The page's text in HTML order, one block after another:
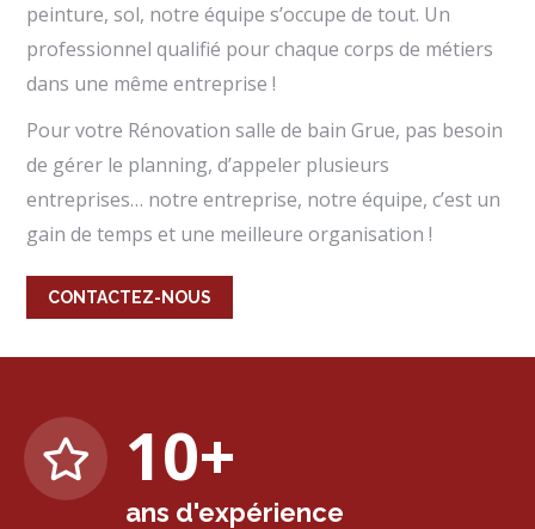
peinture, sol, notre équipe s’occupe de tout. Un
professionnel qualifié pour chaque corps de métiers
dans une même entreprise !
Pour votre Rénovation salle de bain Grue, pas besoin
de gérer le planning, d’appeler plusieurs
entreprises… notre entreprise, notre équipe, c’est un
gain de temps et une meilleure organisation !
CONTACTEZ-NOUS
10+
ans d'expérience